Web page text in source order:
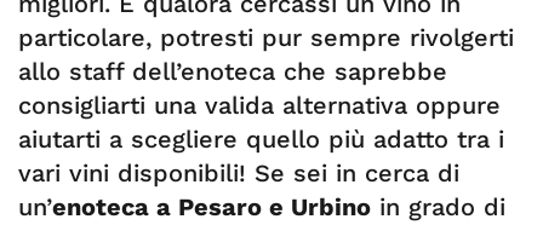
particolare, potresti pur sempre rivolgerti
allo staff dell’enoteca che saprebbe
consigliarti una valida alternativa oppure
aiutarti a scegliere quello più adatto tra i
vari vini disponibili! Se sei in cerca di
un’enoteca a Pesaro e Urbino in grado di